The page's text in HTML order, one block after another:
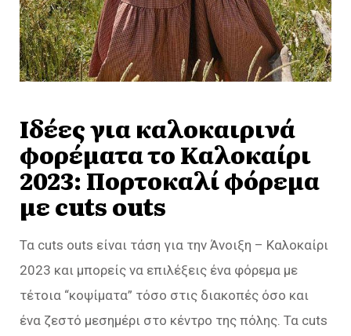
Ιδέες για καλοκαιρινά
φορέματα το Καλοκαίρι
2023: Πορτοκαλί φόρεμα
με cuts outs
Τα cuts outs είναι τάση για την Άνοιξη – Καλοκαίρι
2023 και μπορείς να επιλέξεις ένα φόρεμα με
τέτοια “κοψίματα” τόσο στις διακοπές όσο και
ένα ζεστό μεσημέρι στο κέντρο της πόλης. Τα cuts